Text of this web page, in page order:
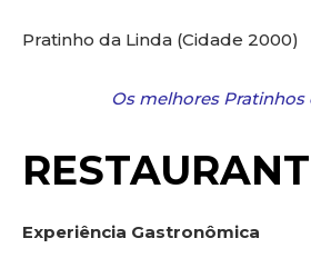
Pratinho da Linda (Cidade 2000)
Os melhores Pratinhos
Experiência Gastronômica